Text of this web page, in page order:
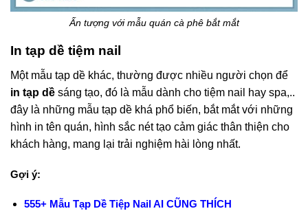
Ấn tượng với mẫu quán cà phê bắt mắt
In tạp dề tiệm nail
Một mẫu tạp dề khác, thường được nhiều người chọn để
in tạp dề sáng tạo, đó là mẫu dành cho tiệm nail hay spa,..
đây là những mẫu tạp dề khá phổ biến, bắt mắt với những
hình in tên quán, hình sắc nét tạo cảm giác thân thiện cho
khách hàng, mang lại trải nghiệm hài lòng nhất.
Gợi ý:
555+ Mẫu Tạp Dề Tiệp Nail AI CŨNG THÍCH